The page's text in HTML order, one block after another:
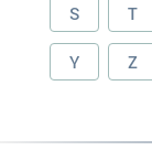
S T
Y Z